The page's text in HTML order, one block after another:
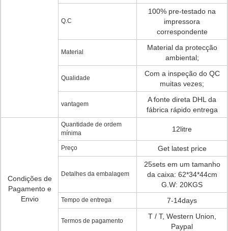
Q.C
100% pre-testado na
impressora
correspondente
Material
Material da protecção
ambiental;
Qualidade
Com a inspeção do QC
muitas vezes;
vantagem
A fonte direta DHL da
fábrica rápido entrega
Condições de
Pagamento e
Envio
Quantidade de ordem
mínima
12litre
Preço Get latest price
Detalhes da embalagem
25sets em um tamanho
da caixa: 62*34*44cm
G.W: 20KGS
Tempo de entrega 7-14days
Termos de pagamento
T / T, Western Union,
Paypal